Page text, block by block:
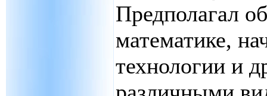
Предполагал
математике,
технологии и